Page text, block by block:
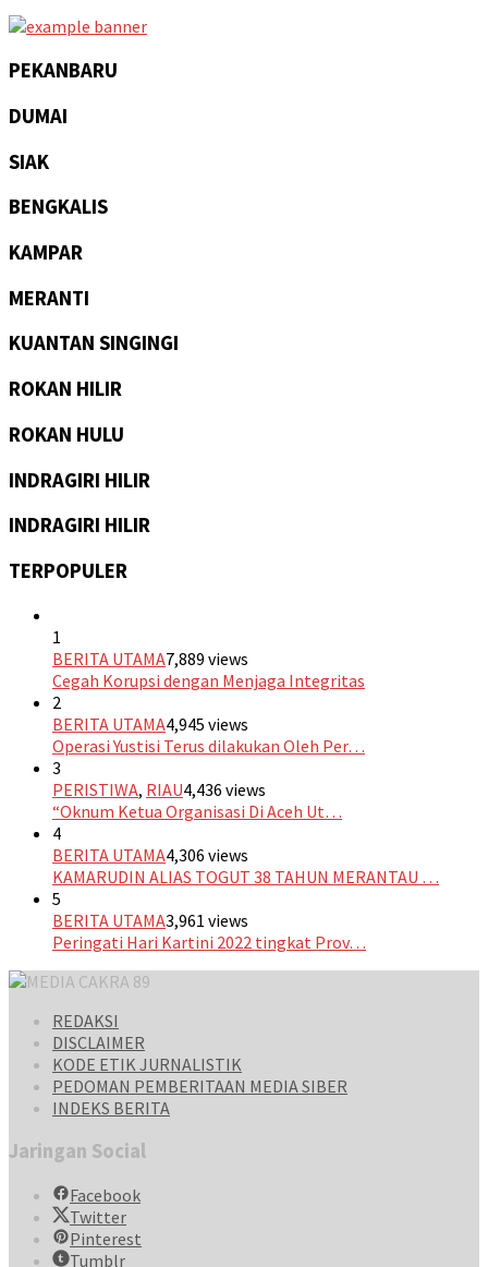
PEKANBARU
DUMAI
SIAK
BENGKALIS
KAMPAR
MERANTI
KUANTAN SINGINGI
ROKAN HILIR
ROKAN HULU
INDRAGIRI HILIR
INDRAGIRI HILIR
TERPOPULER
1
BERITA UTAMA7,889 views
Cegah Korupsi dengan Menjaga Integritas
2
BERITA UTAMA4,945 views
Operasi Yustisi Terus dilakukan Oleh Per…
3
PERISTIWA, RIAU4,436 views
“Oknum Ketua Organisasi Di Aceh Ut…
4
BERITA UTAMA4,306 views
KAMARUDIN ALIAS TOGUT 38 TAHUN MERANTAU …
5
BERITA UTAMA3,961 views
Peringati Hari Kartini 2022 tingkat Prov…
REDAKSI
DISCLAIMER
KODE ETIK JURNALISTIK
PEDOMAN PEMBERITAAN MEDIA SIBER
INDEKS BERITA
Jaringan Social
Facebook
Twitter
Pinterest
Tumblr